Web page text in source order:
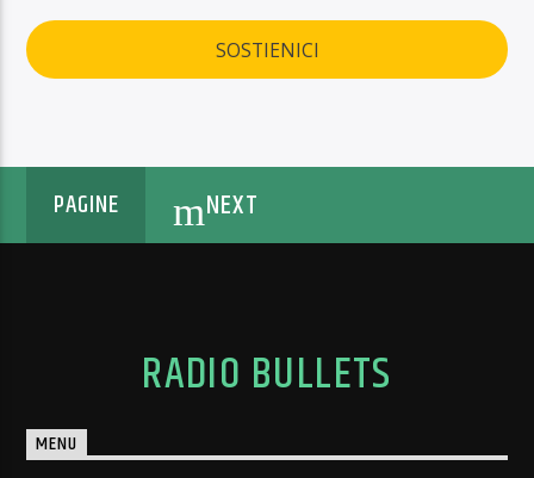
SOSTIENICI
PAGINE NEXT
RADIO BULLETS
MENU